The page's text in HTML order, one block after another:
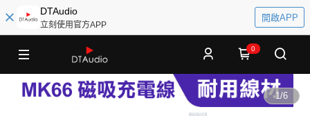
DTAudio
立刻使用官方APP
開啟APP
0
1/6